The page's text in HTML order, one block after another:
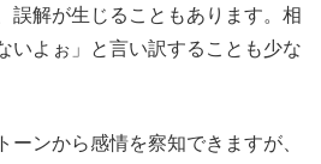
誤解が生じることもあります。相
いよぉ」と言い訳することも少な
ーンから感情を察知できますが、